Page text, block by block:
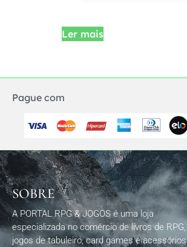
Ler mais
Pague com
SOBRE
A PORTAL RPG & JOGOS é uma loja
especializada no comércio de livros de RPG,
jogos de tabuleiro, card games e acessórios